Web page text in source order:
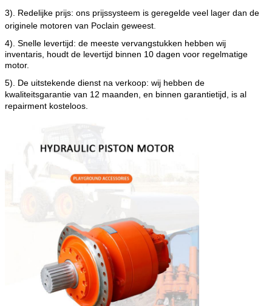
3). Redelijke prijs: ons prijssysteem is geregelde veel lager dan de
originele motoren van Poclain geweest
4). Snelle levertijd: de meeste vervangstukken hebben wij
inventaris, houdt de levertijd binnen 10 dagen voor regelmatige
motor.
5). De uitstekende dienst na verkoop: wij hebben de
kwaliteitsgarantie van 12 maanden, en binnen garantietijd, is al
repairment kosteloos.